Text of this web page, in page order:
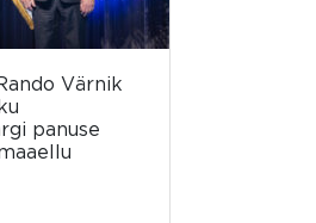
Värnik
panuse